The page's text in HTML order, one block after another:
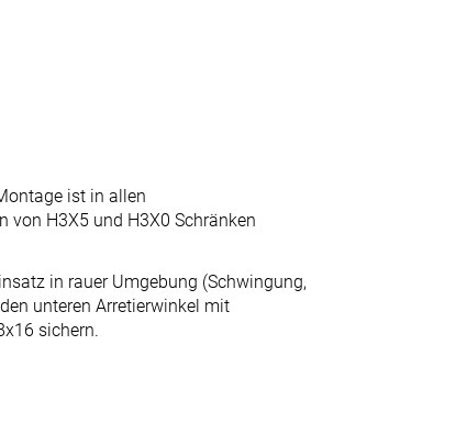
ist in allen
von H3X5 und H3X0 Schränken
in rauer Umgebung (Schwingung,
unteren Arretierwinkel mit
sichern.